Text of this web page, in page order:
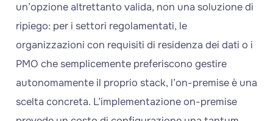
un’opzione altrettanto valida, non una soluzione di
ripiego: per i settori regolamentati, le
organizzazioni con requisiti di residenza dei dati o i
PMO che semplicemente preferiscono gestire
autonomamente il proprio stack, l’on-premise è una
scelta concreta. L’implementazione on-premise